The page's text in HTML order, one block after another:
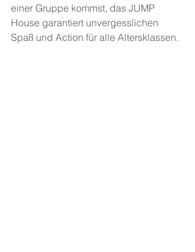
einer Gruppe kommst, das JUMP
House garantiert unvergesslichen
Spaß und Action für alle Altersklassen.